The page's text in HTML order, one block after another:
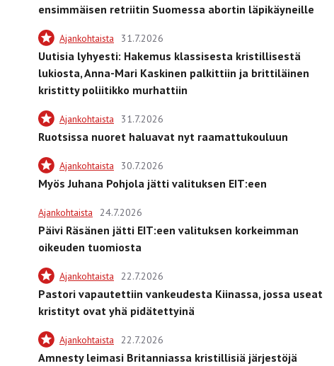
ensimmäisen retriitin Suomessa abortin läpikäyneille
Ajankohtaista 31.7.2026
Uutisia lyhyesti: Hakemus klassisesta kristillisestä
lukiosta, Anna-Mari Kaskinen palkittiin ja brittiläinen
kristitty poliitikko murhattiin
Ajankohtaista 31.7.2026
Ruotsissa nuoret haluavat nyt raamattukouluun
Ajankohtaista 30.7.2026
Myös Juhana Pohjola jätti valituksen EIT:een
Ajankohtaista 24.7.2026
Päivi Räsänen jätti EIT:een valituksen korkeimman
oikeuden tuomiosta
Ajankohtaista 22.7.2026
Pastori vapautettiin vankeudesta Kiinassa, jossa useat
kristityt ovat yhä pidätettyinä
Ajankohtaista 22.7.2026
Amnesty leimasi Britanniassa kristillisiä järjestöjä